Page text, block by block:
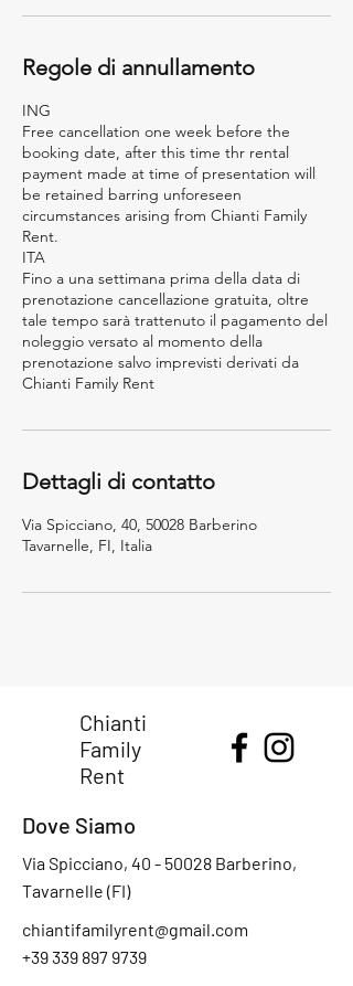
Regole di annullamento
ING
Free cancellation one week before the
booking date, after this time thr rental
payment made at time of presentation will
be retained barring unforeseen
circumstances arising from Chianti Family
Rent.
ITA
Fino a una settimana prima della data di
prenotazione cancellazione gratuita, oltre
tale tempo sarà trattenuto il pagamento del
noleggio versato al momento della
prenotazione salvo imprevisti derivati da
Chianti Family Rent
Dettagli di contatto
Via Spicciano, 40, 50028 Barberino
Tavarnelle, FI, Italia
Chianti
Family
Rent
Dove Siamo
Via Spicciano, 40 - 50028 Barberino,
Tavarnelle (FI)
chiantifamilyrent@gmail.com
+39 339 897 9739